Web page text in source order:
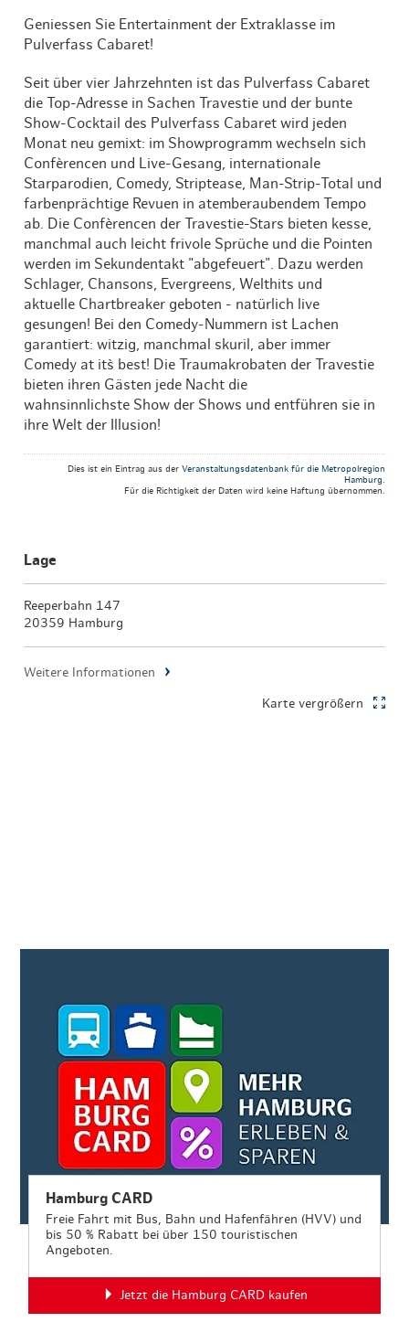
Geniessen Sie Entertainment der Extraklasse im
Pulverfass Cabaret!
Seit über vier Jahrzehnten ist das Pulverfass Cabaret
die Top-Adresse in Sachen Travestie und der bunte
Show-Cocktail des Pulverfass Cabaret wird jeden
Monat neu gemixt: im Showprogramm wechseln sich
Confèrencen und Live-Gesang, internationale
Starparodien, Comedy, Striptease, Man-Strip-Total und
farbenprächtige Revuen in atemberaubendem Tempo
ab. Die Confèrencen der Travestie-Stars bieten kesse,
manchmal auch leicht frivole Sprüche und die Pointen
werden im Sekundentakt "abgefeuert". Dazu werden
Schlager, Chansons, Evergreens, Welthits und
aktuelle Chartbreaker geboten - natürlich live
gesungen! Bei den Comedy-Nummern ist Lachen
garantiert: witzig, manchmal skuril, aber immer
Comedy at it`s best! Die Traumakrobaten der Travestie
bieten ihren Gästen jede Nacht die
wahnsinnlichste Show der Shows und entführen sie in
ihre Welt der Illusion!
Dies ist ein Eintrag aus der Veranstaltungsdatenbank für die Metropolregion
Hamburg.
Für die Richtigkeit der Daten wird keine Haftung übernommen.
Lage
Reeperbahn 147
20359 Hamburg
Weitere Informationen
Karte vergrößern
Hamburg CARD
Freie Fahrt mit Bus, Bahn und Hafenfähren (HVV) und
bis 50 % Rabatt bei über 150 touristischen
Angeboten.
Jetzt die Hamburg CARD kaufen